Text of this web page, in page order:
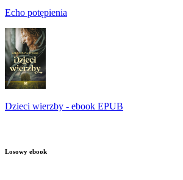
Echo potępienia
Dzieci wierzby - ebook EPUB
Losowy ebook